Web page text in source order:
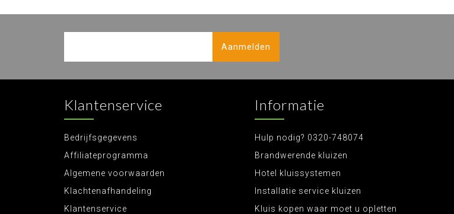
Aanmelden
Klantenservice
Bedrijfsgegevens
Affiliateprogramma
Algemene voorwaarden
Klachtenafhandeling
Klantenservice
Informatie
Hulp nodig? 0320-748074
Brandwerende kluizen
Hotel kluissystemen
Installatie service kluizen
Kluis kopen waar moet u opletten